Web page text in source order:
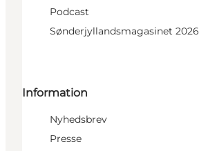
Podcast
Sønderjyllandsmagasinet 2026
Information
Nyhedsbrev
Presse